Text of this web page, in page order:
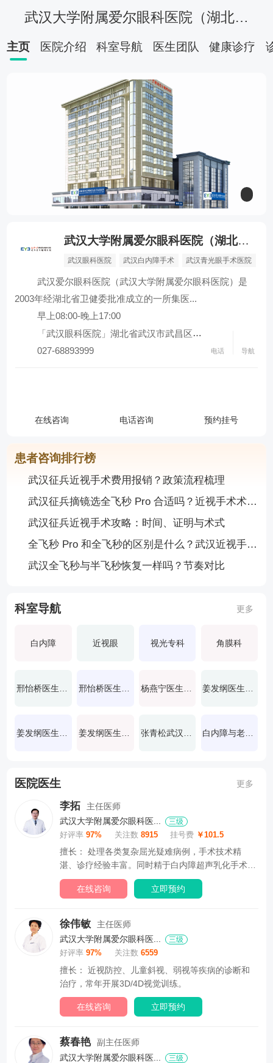
武汉大学附属爱尔眼科医院（湖北总院）
主页 医院介绍 科室导航 医生团队 健康诊疗
眼底病
查看全部科室
武汉大学附属爱尔眼科医院（湖北总院）
联系电话：027-68893999
武汉大学附属爱尔眼科医院（湖北总院）
武汉眼科医院 武汉白内障手术 武汉青光眼手术医院
武汉爱尔眼科医院（武汉大学附属爱尔眼科医院）是
2003年经湖北省卫健委批准成立的一所集医...
早上08:00-晚上17:00
「武汉眼科医院」湖北省武汉市武昌区中山路...
027-68893999
电话 导航
在线咨询 电话咨询 预约挂号
患者咨询排行榜
武汉征兵近视手术费用报销？政策流程梳理
武汉征兵摘镜选全飞秒 Pro 合适吗？近视手术术式推荐与时间规划指南
武汉征兵近视手术攻略：时间、证明与术式
全飞秒 Pro 和全飞秒的区别是什么？武汉近视手术哪家机构专业，怎么选方案
武汉全飞秒与半飞秒恢复一样吗？节奏对比
科室导航 更多
白内障 近视眼 视光专科 角膜科
医院医生 更多
李拓
主任医师
武汉大学附属爱尔眼科医...
三级
好评率97% 关注数 8915 挂号费 ￥101.5
擅长： 处理各类复杂屈光疑难病例，手术技术精
湛、诊疗经验丰富。同时精于白内障超声乳化手术、
玻璃体...
在线咨询
立即预约
徐伟敏
主任医师
武汉大学附属爱尔眼科医...
三级
好评率97% 关注数 6559
擅长： 近视防控、儿童斜视、弱视等疾病的诊断和
治疗，常年开展3D/4D视觉训练。
在线咨询 立即预约
蔡春艳
副主任医师
武汉大学附属爱尔眼科医...
三级